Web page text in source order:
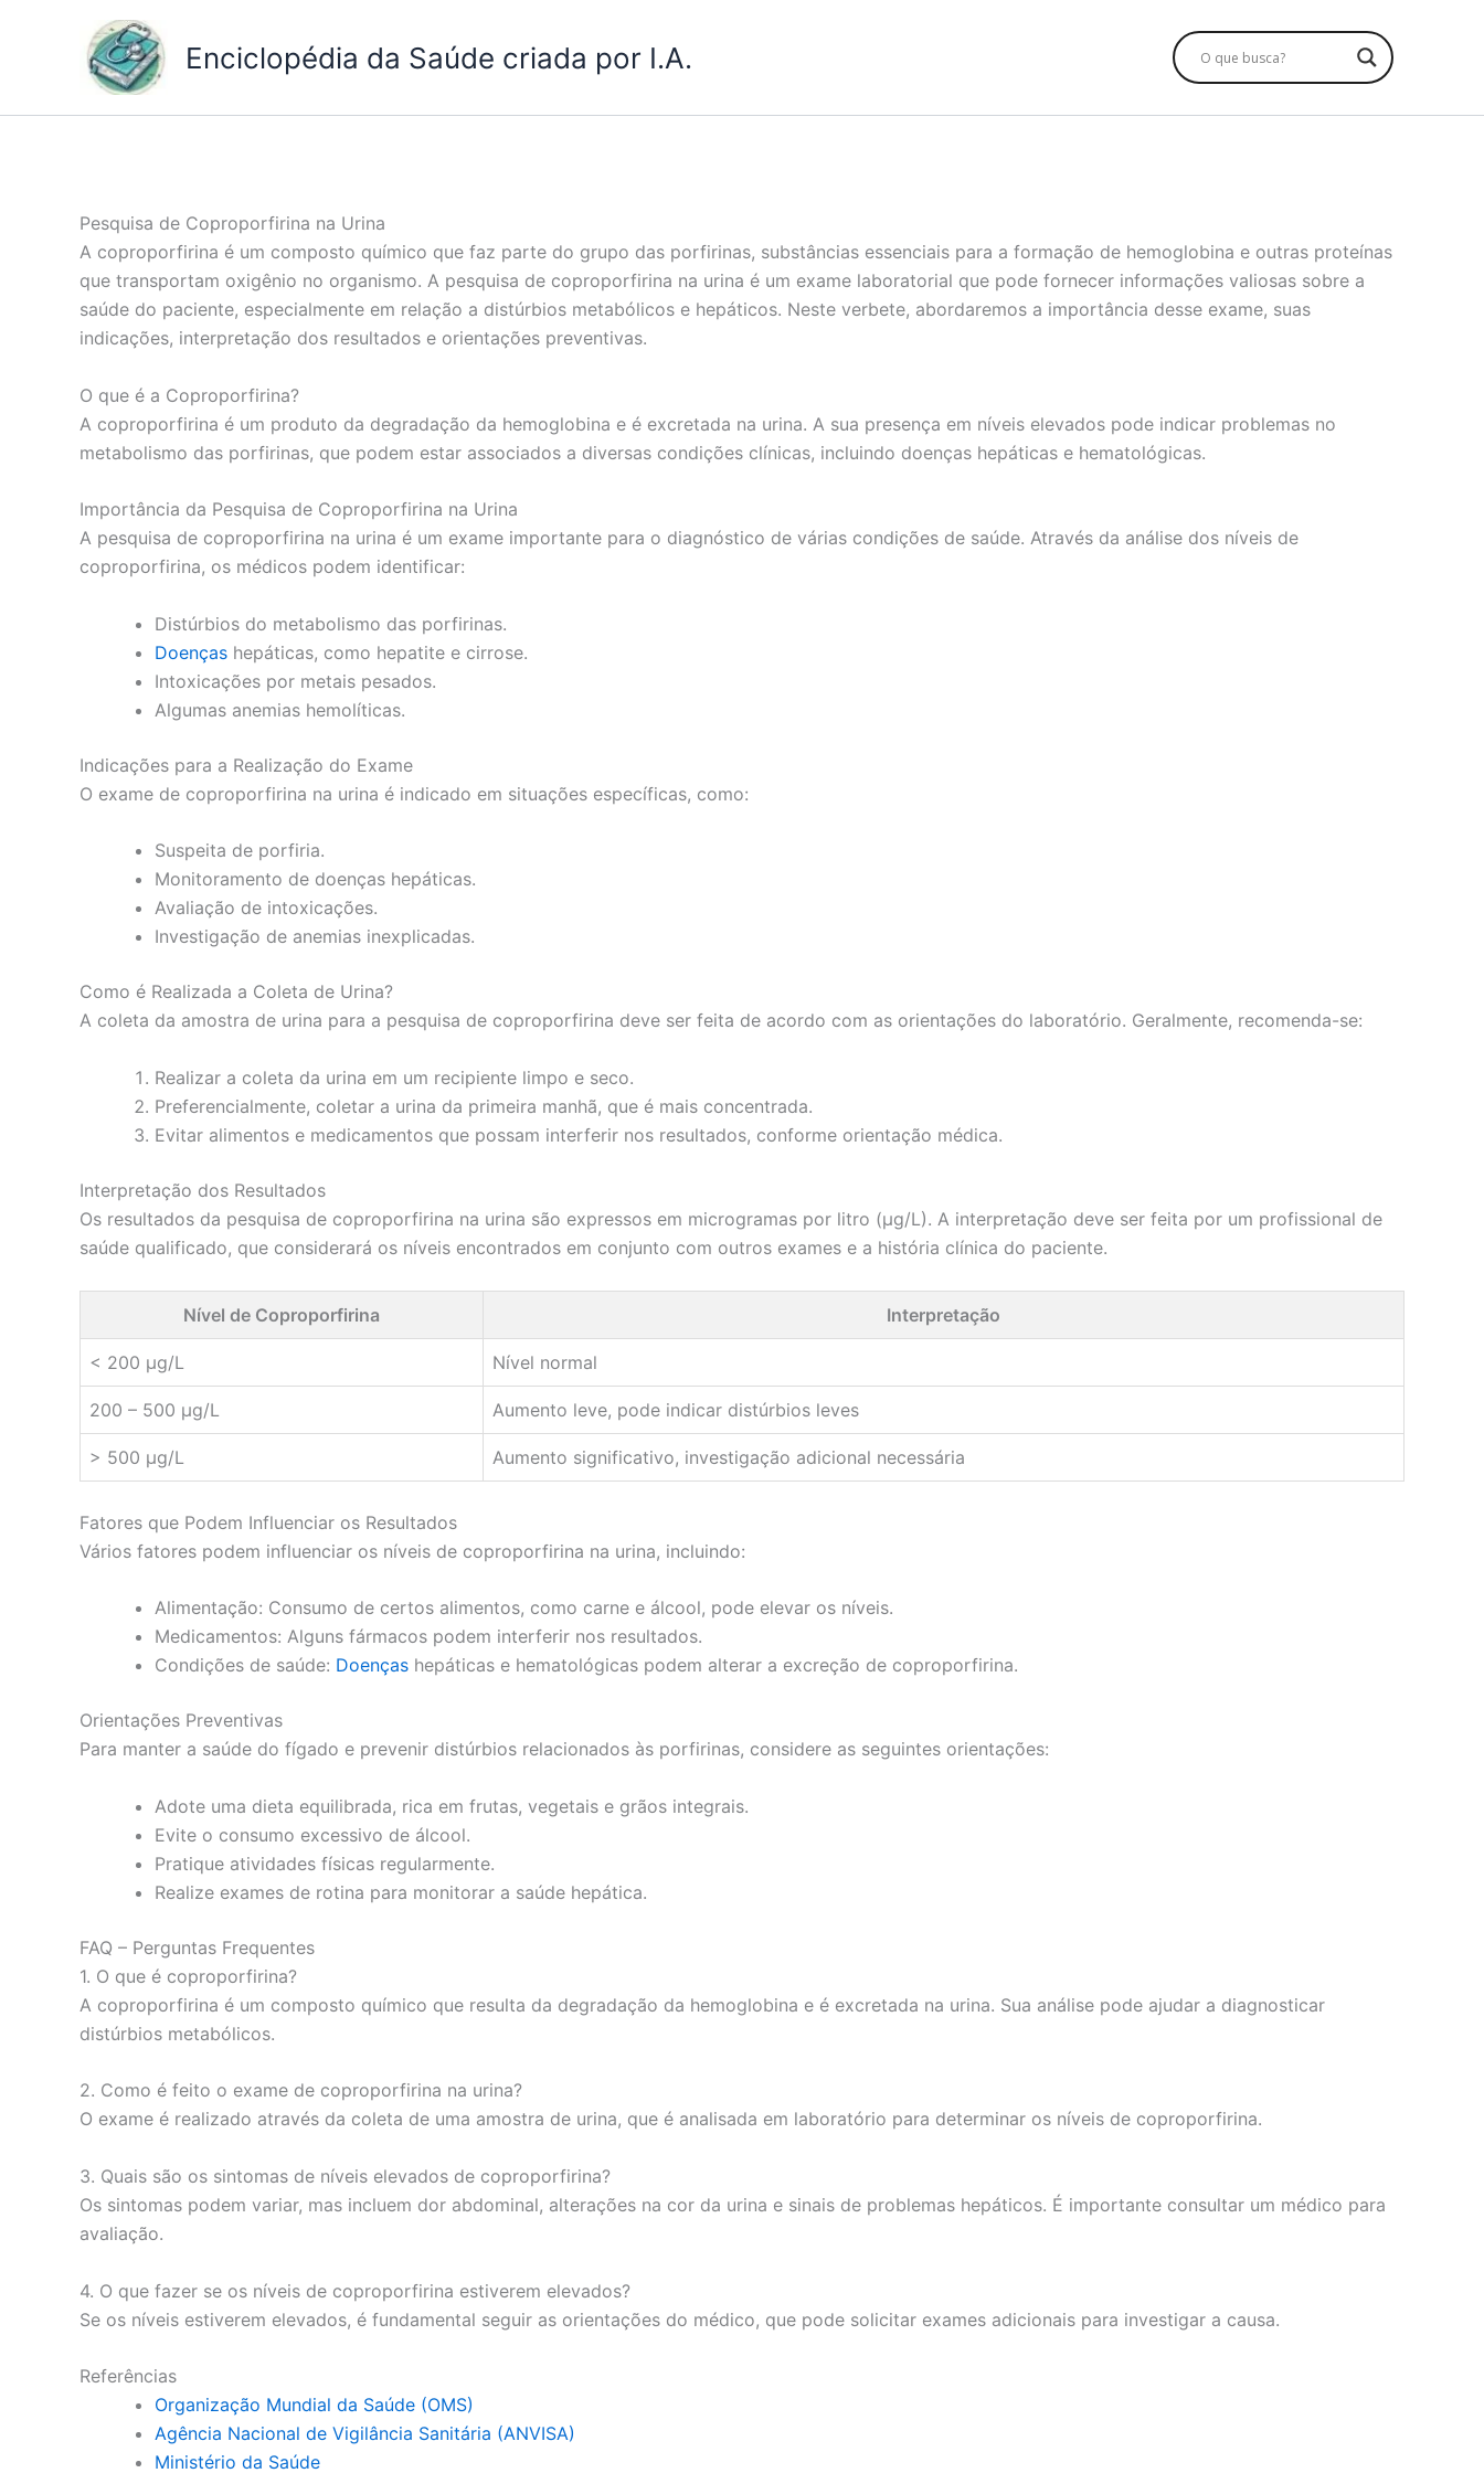
Enciclopédia da Saúde criada por I.A.
Pesquisa de Coproporfirina na Urina
A coproporfirina é um composto químico que faz parte do grupo das porfirinas, substâncias essenciais para a formação de hemoglobina e outras proteínas
que transportam oxigênio no organismo. A pesquisa de coproporfirina na urina é um exame laboratorial que pode fornecer informações valiosas sobre a
saúde do paciente, especialmente em relação a distúrbios metabólicos e hepáticos. Neste verbete, abordaremos a importância desse exame, suas
indicações, interpretação dos resultados e orientações preventivas.
O que é a Coproporfirina?
A coproporfirina é um produto da degradação da hemoglobina e é excretada na urina. A sua presença em níveis elevados pode indicar problemas no
metabolismo das porfirinas, que podem estar associados a diversas condições clínicas, incluindo doenças hepáticas e hematológicas.
Importância da Pesquisa de Coproporfirina na Urina
A pesquisa de coproporfirina na urina é um exame importante para o diagnóstico de várias condições de saúde. Através da análise dos níveis de
coproporfirina, os médicos podem identificar:
Distúrbios do metabolismo das porfirinas.
Doenças hepáticas, como hepatite e cirrose.
Intoxicações por metais pesados.
Algumas anemias hemolíticas.
Indicações para a Realização do Exame
O exame de coproporfirina na urina é indicado em situações específicas, como:
Suspeita de porfiria.
Monitoramento de doenças hepáticas.
Avaliação de intoxicações.
Investigação de anemias inexplicadas.
Como é Realizada a Coleta de Urina?
A coleta da amostra de urina para a pesquisa de coproporfirina deve ser feita de acordo com as orientações do laboratório. Geralmente, recomenda-se:
Realizar a coleta da urina em um recipiente limpo e seco.
Preferencialmente, coletar a urina da primeira manhã, que é mais concentrada.
Evitar alimentos e medicamentos que possam interferir nos resultados, conforme orientação médica.
Interpretação dos Resultados
Os resultados da pesquisa de coproporfirina na urina são expressos em microgramas por litro (µg/L). A interpretação deve ser feita por um profissional de
saúde qualificado, que considerará os níveis encontrados em conjunto com outros exames e a história clínica do paciente.
Nível de Coproporfirina Interpretação
< 200 µg/L Nível normal
200 – 500 µg/L Aumento leve, pode indicar distúrbios leves
> 500 µg/L Aumento significativo, investigação adicional necessária
Fatores que Podem Influenciar os Resultados
Vários fatores podem influenciar os níveis de coproporfirina na urina, incluindo:
Alimentação: Consumo de certos alimentos, como carne e álcool, pode elevar os níveis.
Medicamentos: Alguns fármacos podem interferir nos resultados.
Condições de saúde: Doenças hepáticas e hematológicas podem alterar a excreção de coproporfirina.
Orientações Preventivas
Para manter a saúde do fígado e prevenir distúrbios relacionados às porfirinas, considere as seguintes orientações:
Adote uma dieta equilibrada, rica em frutas, vegetais e grãos integrais.
Evite o consumo excessivo de álcool.
Pratique atividades físicas regularmente.
Realize exames de rotina para monitorar a saúde hepática.
FAQ – Perguntas Frequentes
1. O que é coproporfirina?
A coproporfirina é um composto químico que resulta da degradação da hemoglobina e é excretada na urina. Sua análise pode ajudar a diagnosticar
distúrbios metabólicos.
2. Como é feito o exame de coproporfirina na urina?
O exame é realizado através da coleta de uma amostra de urina, que é analisada em laboratório para determinar os níveis de coproporfirina.
3. Quais são os sintomas de níveis elevados de coproporfirina?
Os sintomas podem variar, mas incluem dor abdominal, alterações na cor da urina e sinais de problemas hepáticos. É importante consultar um médico para
avaliação.
4. O que fazer se os níveis de coproporfirina estiverem elevados?
Se os níveis estiverem elevados, é fundamental seguir as orientações do médico, que pode solicitar exames adicionais para investigar a causa.
Referências
Organização Mundial da Saúde (OMS)
Agência Nacional de Vigilância Sanitária (ANVISA)
Ministério da Saúde